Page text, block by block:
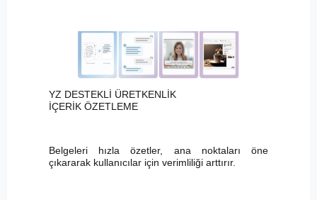
YZ DESTEKLİ ÜRETKENLİK
İÇERİK ÖZETLEME
Belgeleri hızla özetler, ana noktaları öne
çıkararak kullanıcılar için verimliliği arttırır.